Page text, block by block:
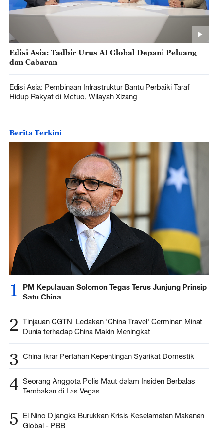
Edisi Asia: Tadbir Urus AI Global Depani Peluang
dan Cabaran
Edisi Asia: Pembinaan Infrastruktur Bantu Perbaiki Taraf
Hidup Rakyat di Motuo, Wilayah Xizang
Berita Terkini
1
PM Kepulauan Solomon Tegas Terus Junjung Prinsip
Satu China
2 Tinjauan CGTN: Ledakan 'China Travel' Cerminan Minat
Dunia terhadap China Makin Meningkat
3 China Ikrar Pertahan Kepentingan Syarikat Domestik
4 Seorang Anggota Polis Maut dalam Insiden Berbalas
Tembakan di Las Vegas
5
El Nino Dijangka Burukkan Krisis Keselamatan Makanan
Global - PBB